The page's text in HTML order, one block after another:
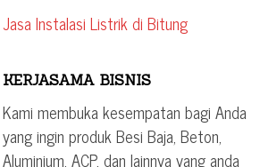
Jasa Instalasi Listrik di Bitung
KERJASAMA BISNIS
Kami membuka kesempatan bagi Anda
yang ingin produk Besi Baja, Beton,
Aluminium, ACP, dan lainnya yang anda